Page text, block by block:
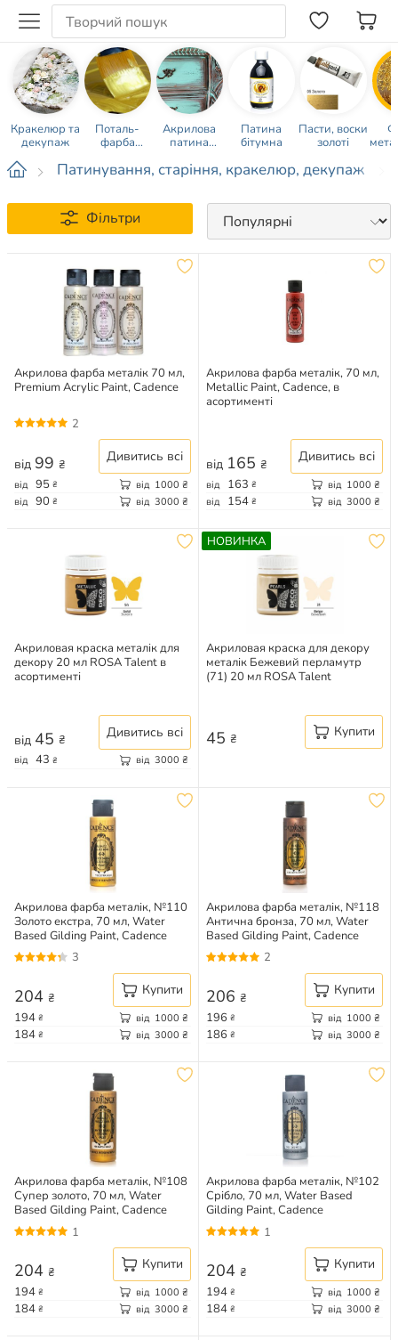
Кракелюр та
декупаж
Поталь-
фарба
Акрилова
патина
Патина
бітумна
Пасти, воски
золоті
Патинування, старіння, кракелюр, декупаж
Фільтри
Акрилова фарба металік 70 мл,
Premium Acrylic Paint, Cadence
2
від 99 ₴ Дивитись всі
від 95 ₴ від 1000 ₴
від 90 ₴ від 3000 ₴
Акрилова фарба металік, 70 мл,
Metallic Paint, Cadence, в
асортименті
від 165 ₴ Дивитись всі
від 163 ₴ від 1000 ₴
від
154 ₴ від 3000 ₴
Акриловая краска металік для
декору 20 мл ROSA Talent в
асортименті
від 45 ₴ Дивитись всі
від 43 ₴ від 3000 ₴
НОВИНКА
Акриловая краска для декору
металік Бежевий перламутр
(71) 20 мл ROSA Talent
45 ₴ Купити
Акрилова фарба металік, №110
Золото екстра, 70 мл, Water
Based Gilding Paint, Cadence
3
204 ₴ Купити
194 ₴ від 1000 ₴
184 ₴ від 3000 ₴
Акрилова фарба металік, №118
Антична бронза, 70 мл, Water
Based Gilding Paint, Cadence
2
206 ₴ Купити
196 ₴ від 1000 ₴
186 ₴ від 3000 ₴
Акрилова фарба металік, №108
Супер золото, 70 мл, Water
Based Gilding Paint, Cadence
1
204 ₴ Купити
194 ₴ від 1000 ₴
184 ₴ від 3000 ₴
Акрилова фарба металік, №102
Срібло, 70 мл, Water Based
Gilding Paint, Cadence
1
204 ₴ Купити
194 ₴ від 1000 ₴
184 ₴ від 3000 ₴